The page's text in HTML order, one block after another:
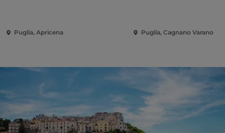
Puglia, Apricena Puglia, Cagnano Varano